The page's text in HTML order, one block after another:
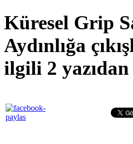
Küresel Grip
Aydınlığa
ilgili 2